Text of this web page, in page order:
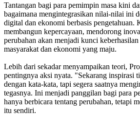
Tantangan bagi para pemimpin masa kini
bagaimana mengintegrasikan nilai-nilai ini
digital dan ekonomi berbasis pengetahuan.
membangun kepercayaan, mendorong
perubahan akan menjadi kunci
masyarakat dan ekonomi yang maju.
Lebih dari sekadar menyampaikan teori,
pentingnya aksi nyata. "Sekarang inspirasi
dengan kata-kata, tapi segera saatnya
tegasnya. Ini menjadi panggilan bagi para
hanya berbicara tentang perubahan, tetapi
itu sendiri.